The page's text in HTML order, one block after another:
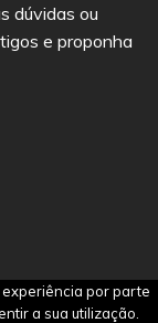
dúvidas ou
e proponha
| All Rights
experiência por parte
a sua utilização.